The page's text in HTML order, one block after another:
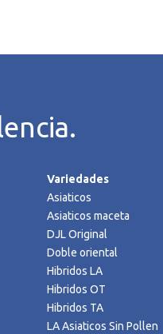
Variedades
Asiaticos
Asiaticos maceta
DJL Original
Doble oriental
Hibridos LA
Hibridos OT
Hibridos TA
LA Asiaticos Sin Pollen